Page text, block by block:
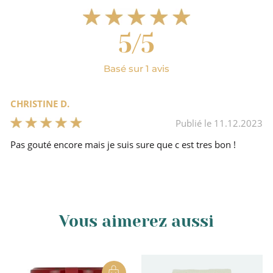
Ardèche
Non
5/5
Basé sur 1 avis
CHRISTINE D.
Publié le 11.12.2023
Pas gouté encore mais je suis sure que c est tres bon !
Vous aimerez aussi